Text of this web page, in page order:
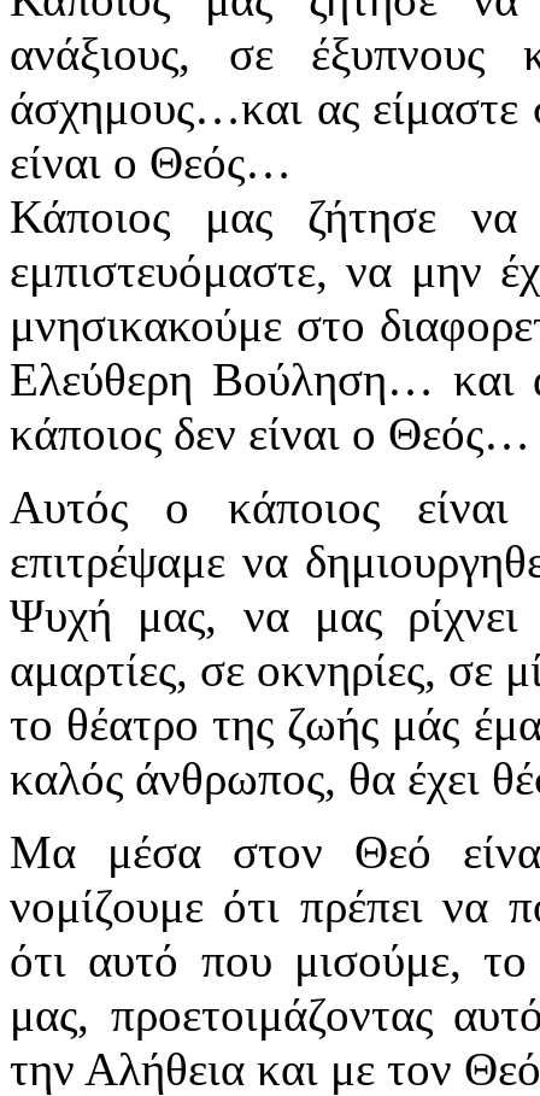
ανάξιους, σε
άσχημους…και ας είμαστε
είναι ο Θεός…
Κάποιος μας ζήτησε να
εμπιστευόμαστε, να μην
μνησικακούμε στο
Ελεύθερη Βούληση… και
κάποιος δεν είναι ο Θεός…
Αυτός ο κάποιος
επιτρέψαμε να
Ψυχή μας, να μας ρίχνει
αμαρτίες, σε οκνηρίες, σε
το θέατρο της ζωής μάς
καλός άνθρωπος, θα έχει
Μα μέσα στον Θεό
νομίζουμε ότι πρέπει να
ότι αυτό που μισούμε,
μας, προετοιμάζοντας
την Αλήθεια και με τον